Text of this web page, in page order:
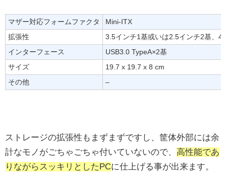
マザー対応フォームファクタ
Mini-ITX
拡張性
3.5インチ1基或いは2.5インチ2基、
インターフェース
USB3.0 TypeA×2基
サイズ
19.7 x 19.7 x 8 cm
その他
–
ストレージの拡張性もまずまずですし、筐体外部には余
計なモノがごちゃごちゃ付いていないので、 高性能であ
りながらスッキリとしたPCに仕上げる事が出来ます。